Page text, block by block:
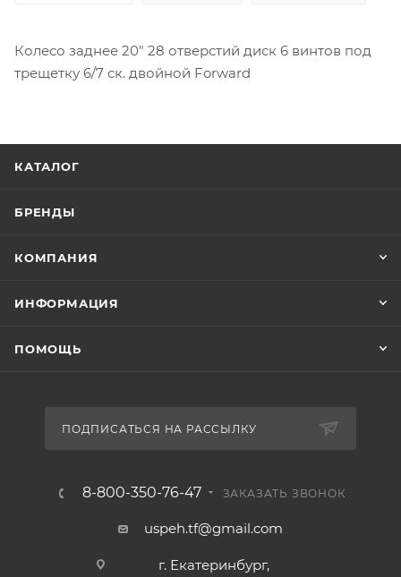
Колесо заднее 20" 28 отверстий диск 6 винтов под
трещетку 6/7 ск. двойной Forward
КАТАЛОГ
БРЕНДЫ
КОМПАНИЯ
ИНФОРМАЦИЯ
ПОМОЩЬ
ПОДПИСАТЬСЯ НА РАССЫЛКУ
8-800-350-76-47 ЗАКАЗАТЬ ЗВОНОК
uspeh.tf@gmail.com
г. Екатеринбург,